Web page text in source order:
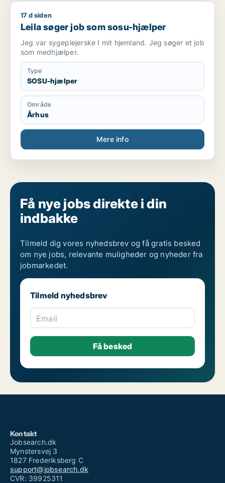
Leila søger job som sosu-hjælper
17 d siden
Leila søger job som sosu-hjælper
Jeg var sygeplejerske I mit hjemland. Jeg søger et job
som medhjælper.
Type
SOSU-hjælper
Område
Århus
Mere info
Få nye jobs direkte i din
indbakke
Tilmeld dig vores nyhedsbrev og få gratis besked
om nye jobs, relevante muligheder og nyheder fra
jobmarkedet.
Tilmeld nyhedsbrev
Email
Kontakt
Jobsearch.dk
Mynstersvej 3
1827 Frederiksberg C
support@jobsearch.dk
CVR: 39925311